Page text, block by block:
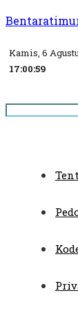
Kamis, 6
17:00:59